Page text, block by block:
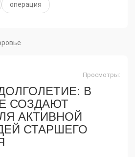
операция
Просмотры:
В
СОЗДАЮТ
АКТИВНОЙ
СТАРШЕГО